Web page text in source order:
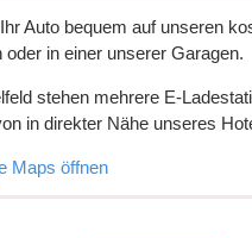
Auto bequem auf unseren
oder in einer unserer Garagen.
stehen mehrere E-
in direkter Nähe unseres
Maps öffnen